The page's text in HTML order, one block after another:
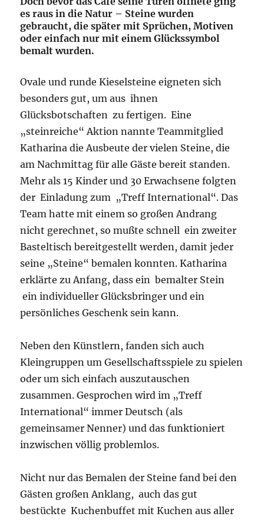
es raus in die Natur – Steine wurden
gebraucht, die später mit Sprüchen, Motiven
oder einfach nur mit einem Glückssymbol
bemalt wurden.
Ovale und runde Kieselsteine eigneten sich
besonders gut, um aus ihnen
Glücksbotschaften zu fertigen. Eine
„steinreiche“ Aktion nannte Teammitglied
Katharina die Ausbeute der vielen Steine, die
am Nachmittag für alle Gäste bereit standen.
Mehr als 15 Kinder und 30 Erwachsene folgten
der Einladung zum „Treff International“. Das
Team hatte mit einem so großen Andrang
nicht gerechnet, so mußte schnell ein zweiter
Basteltisch bereitgestellt werden, damit jeder
seine „Steine“ bemalen konnten. Katharina
erklärte zu Anfang, dass ein bemalter Stein
ein individueller Glücksbringer und ein
persönliches Geschenk sein kann.
Neben den Künstlern, fanden sich auch
Kleingruppen um Gesellschaftsspiele zu spielen
oder um sich einfach auszutauschen
zusammen. Gesprochen wird im „Treff
International“ immer Deutsch (als
gemeinsamer Nenner) und das funktioniert
inzwischen völlig problemlos.
Nicht nur das Bemalen der Steine fand bei den
Gästen großen Anklang, auch das gut
bestückte Kuchenbuffet mit Kuchen aus aller